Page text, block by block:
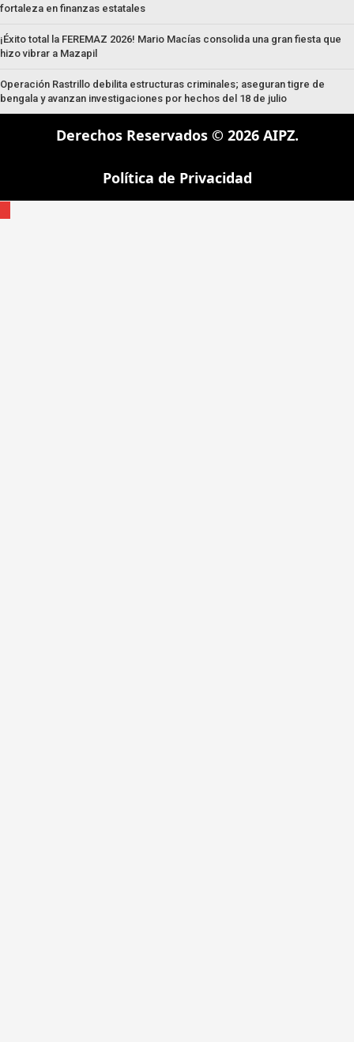
fortaleza en finanzas estatales
¡Éxito total la FEREMAZ 2026! Mario Macías consolida una gran fiesta que
hizo vibrar a Mazapil
Operación Rastrillo debilita estructuras criminales; aseguran tigre de
bengala y avanzan investigaciones por hechos del 18 de julio
Derechos Reservados © 2026 AIPZ.
Política de Privacidad